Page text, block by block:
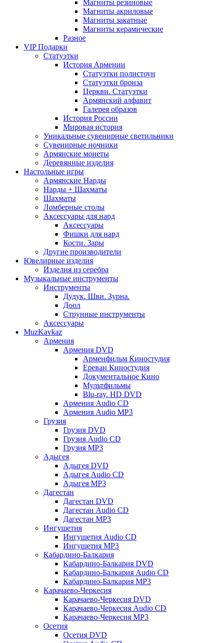
Магниты резиновые
Магниты акриловые
Магниты закатные
Магниты керамические
Разное
VIP Подарки
Статуэтки
История Армении
Статуэтки полистоун
Статуэтки бронза
Церкви. Статуэтки
Армянский алфавит
Галерея образов
История России
Мировая история
Уникальные сувенирные светильники
Сувенирные ночники
Армянские монеты
Деревянные изделия
Настольные игры
Армянские Нарды
Нарды + Шахматы
Шахматы
Ломберные столы
Аксессуары для нард
Аксессуары
Фишки для нард
Кости. Зары
Другие производители
Ювелирные изделия
Изделия из серебра
Музыкальные инструменты
Инструменты
Дудук. Шви. Зурна.
Доол
Струнные инструменты
Аксессуары
MuzKavkaz
Армения
Армения DVD
Арменфильм Киностудия
Ереван Киностудия
Документальное Кино
Мультфильмы
Blu-ray. HD DVD
Армения Audio CD
Армения Audio MP3
Грузия
Грузия DVD
Грузия Audio CD
Грузия MP3
Адыгея
Адыгея DVD
Адыгея Audio CD
Адыгея MP3
Дагестан
Дагестан DVD
Дагестан Audio CD
Дагестан MP3
Ингушетия
Ингушетия Audio CD
Ингушетия MP3
Кабардино-Балкария
Кабардино-Балкария DVD
Кабардино-Балкария Audio CD
Кабардино-Балкария MP3
Карачаево-Черкесия
Карачаево-Черкесия DVD
Карачаево-Черкесия Audio CD
Карачаево-Черкесия MP3
Осетия
Осетия DVD